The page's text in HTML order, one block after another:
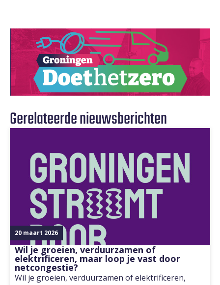
Gerelateerde nieuwsberichten
20 maart 2026
Wil je groeien, verduurzamen of
elektrificeren, maar loop je vast door
netcongestie?
Wil je groeien, verduurzamen of elektrificeren,